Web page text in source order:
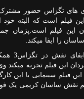
های تگزاس حضور
فیلم است که البته خود
این فیلم است.پژمان
را ایفا میکند.
سام
این فیلم تجربه میکند
در سری های 1 و 2 این فیلم سینمایی با
نقش ساسان کریمی یک